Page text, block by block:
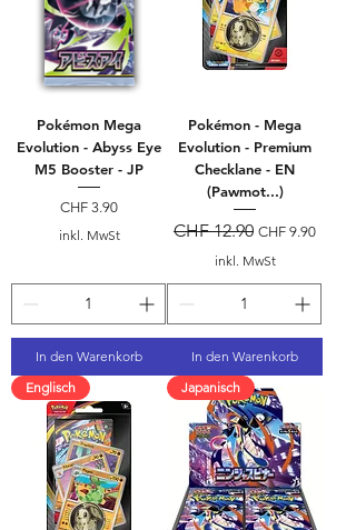
Pokémon Mega
Evolution - Abyss Eye
M5 Booster - JP
Preis
CHF 3.90
inkl. MwSt
In den Warenkorb
Pokémon - Mega
Evolution - Premium
Checklane - EN
(Pawmot...)
Standardpreis
CHF 12.90 Sale-Preis
CHF 9.90
inkl. MwSt
In den Warenkorb
Englisch
Japanisch